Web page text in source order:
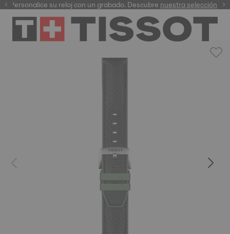
Personalice su reloj con un grabado. Descubrenuestra selección
garantía digital